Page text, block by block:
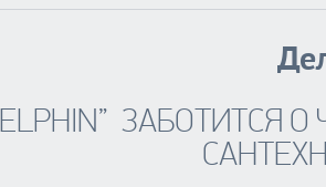
ЗАБОТИТСЯ